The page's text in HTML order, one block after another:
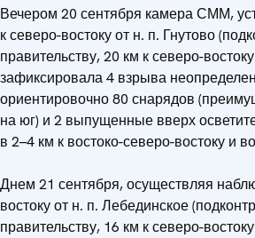
Вечером 20 сентября камера СММ,
к северо-востоку от н. п. Гнутово
правительству, 20 км к северо-
зафиксировала 4 взрыва
ориентировочно 80 снарядов
на юг) и 2 выпущенные вверх
в 2–4 км к востоко-северо-востоку и
Днем 21 сентября, осуществляя
востоку от н. п. Лебединское
правительству, 16 км к северо-